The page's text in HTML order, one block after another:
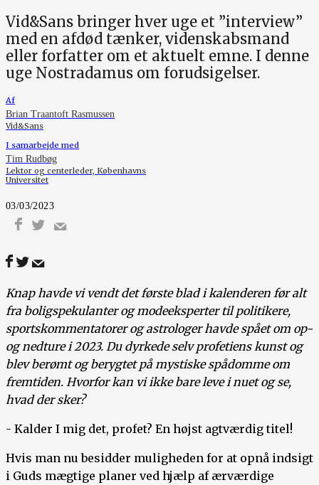
Vid&Sans bringer hver uge et ”interview”
med en afdød tænker, videnskabsmand
eller forfatter om et aktuelt emne. I denne
uge Nostradamus om forudsigelser.
Af
Brian Traantoft Rasmussen
Vid&Sans
I samarbejde med
Tim Rudbøg
Lektor og centerleder, Københavns
Universitet
03/03/2023
Knap havde vi vendt det første blad i kalenderen før alt
fra boligspekulanter og modeeksperter til politikere,
sportskommentatorer og astrologer havde spået om op-
og nedture i 2023. Du dyrkede selv profetiens kunst og
blev berømt og berygtet på mystiske spådomme om
fremtiden. Hvorfor kan vi ikke bare leve i nuet og se,
hvad der sker?
- Kalder I mig det, profet? En højst agtværdig titel!
Hvis man nu besidder muligheden for at opnå indsigt
i Guds mægtige planer ved hjælp af ærværdige